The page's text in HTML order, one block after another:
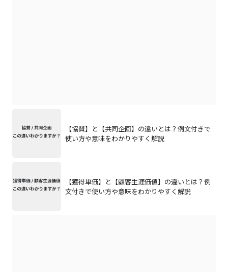
【協賛】と【共同企画】の違いとは？例文付きで
使い方や意味をわかりやすく解説
【獲得単価】と【顧客生涯価値】の違いとは？例
文付きで使い方や意味をわかりやすく解説